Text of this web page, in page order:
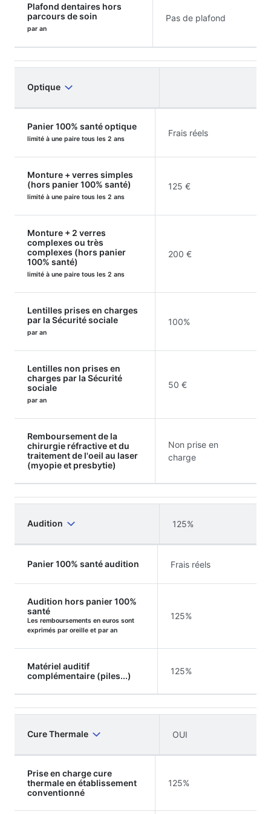
Plafond dentaires hors
parcours de soin
par an
Pas de plafond
Optique
Panier 100% santé optique
limité à une paire tous les 2 ans
Frais réels
Monture + verres simples
(hors panier 100% santé)
limité à une paire tous les 2 ans
125 €
Monture + 2 verres
complexes ou très
complexes (hors panier
100% santé)
limité à une paire tous les 2 ans
200 €
Lentilles prises en charges
par la Sécurité sociale
par an
100%
Lentilles non prises en
charges par la Sécurité
sociale
par an
50 €
Remboursement de la
chirurgie réfractive et du
traitement de l'oeil au laser
(myopie et presbytie)
Non prise en
charge
Audition 125%
Panier 100% santé audition Frais réels
Audition hors panier 100%
santé
Les remboursements en euros sont
exprimés par oreille et par an
125%
Matériel auditif
complémentaire (piles...)
125%
Cure Thermale OUI
Prise en charge cure
thermale en établissement
conventionné
125%